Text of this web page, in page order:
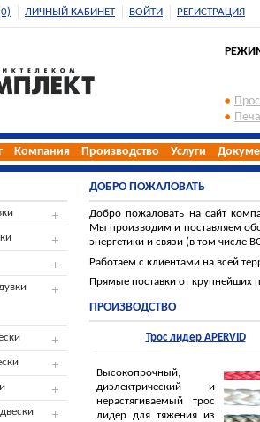
ЛИЧНЫЙ КАБИНЕТ ВОЙТИ РЕГИСТРАЦИЯ
Компания Производство Услуги
ДОБРО ПОЖАЛОВАТЬ
Добро пожаловать на сайт
Мы производим и поставляем
энергетики и связи (в том числе
Работаем с клиентами на всей
Прямые поставки от крупнейших
ПРОИЗВОДСТВО
Трос лидер APERVID
Высокопрочный,
диэлектрический и
нерастягиваемый трос
лидер для тяжения из